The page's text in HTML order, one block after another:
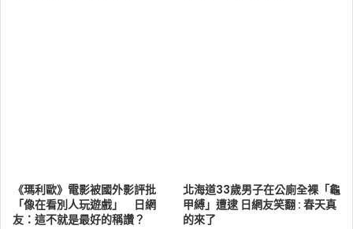
《瑪利歐》電影被國外影評批
「像在看別人玩遊戲」 日網
友：這不就是最好的稱讚？
北海道33歲男子在公廁全裸「龜
甲縛」遭逮 日網友笑翻 : 春天真
的來了